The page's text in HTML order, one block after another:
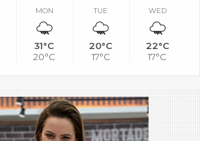
MON
31°C
20°C
TUE
20°C
17°C
WED
22°C
17°C